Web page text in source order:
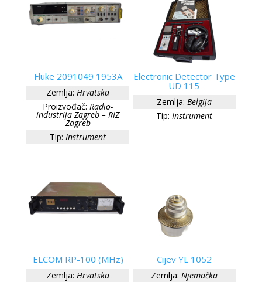
Fluke 2091049 1953A
Zemlja: Hrvatska
Proizvođač: Radio-
industrija Zagreb – RIZ
Zagreb
Tip: Instrument
Electronic Detector Type
UD 115
Zemlja: Belgija
Tip: Instrument
ELCOM RP-100 (MHz)
Zemlja: Hrvatska
Cijev YL 1052
Zemlja: Njemačka